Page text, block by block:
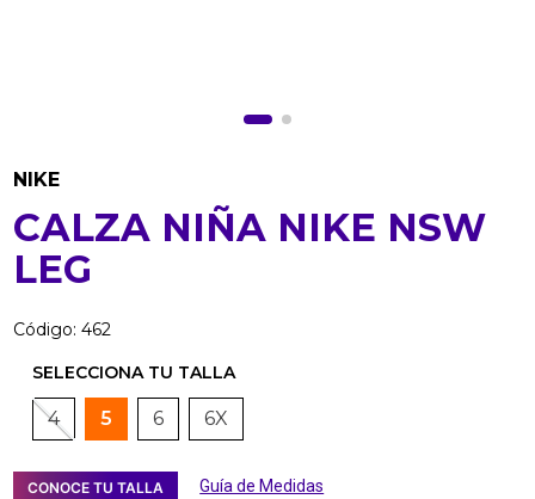
NIKE
CALZA NIÑA NIKE NSW
LEG
Código:462
4 5 6 6X
CONOCE TU TALLA Guía de Medidas